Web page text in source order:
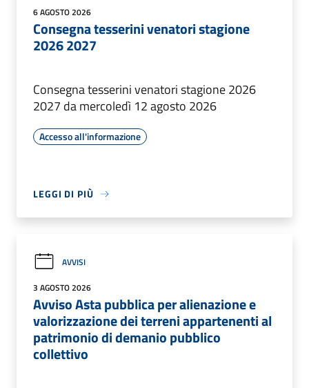
6 AGOSTO 2026
Consegna tesserini venatori stagione
2026 2027
Consegna tesserini venatori stagione 2026
2027 da mercoledì 12 agosto 2026
Accesso all'informazione
LEGGI DI PIÙ
AVVISI
3 AGOSTO 2026
Avviso Asta pubblica per alienazione e
valorizzazione dei terreni appartenenti al
patrimonio di demanio pubblico
collettivo